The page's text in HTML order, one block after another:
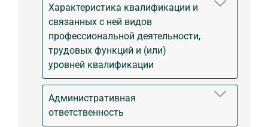
Характеристика квалификации и
связанных с ней видов
профессиональной деятельности,
трудовых функций и (или)
уровней квалификации
Административная
ответственность